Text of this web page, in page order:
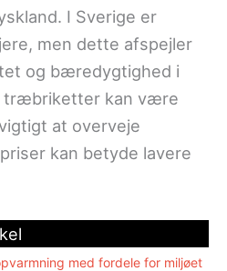
I Sverige er
men dette afspejler
og bæredygtighed i
træbriketter kan være
at overveje
kan betyde lavere
med fordele for miljøet